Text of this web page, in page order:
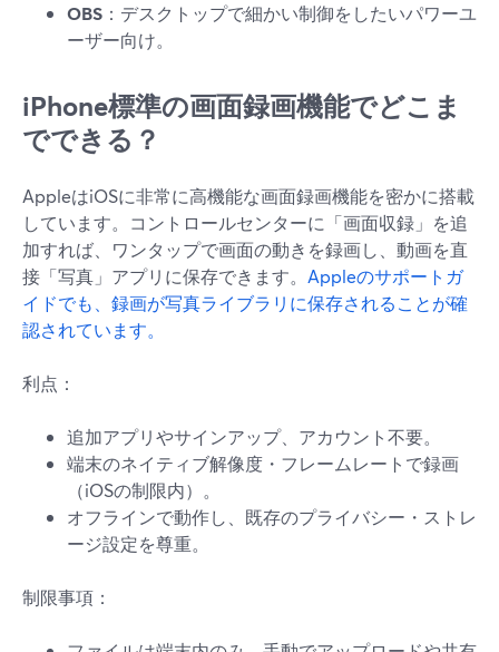
OBS ：デスクトップで細かい制御をしたいパワーユ
ーザー向け。
iPhone標準の画面録画機能でどこま
でできる？
AppleはiOSに非常に高機能な画面録画機能を密かに搭載
しています。コントロールセンターに「画面収録」を追
加すれば、ワンタップで画面の動きを録画し、動画を直
接「写真」アプリに保存できます。 Appleのサポートガ
イドでも、録画が写真ライブラリに保存されることが確
認されています。
利点：
追加アプリやサインアップ、アカウント不要。
端末のネイティブ解像度・フレームレートで録画
（iOSの制限内）。
オフラインで動作し、既存のプライバシー・ストレ
ージ設定を尊重。
制限事項：